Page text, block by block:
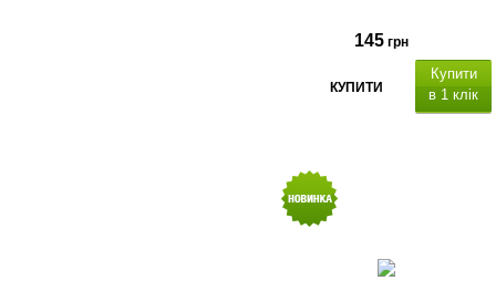
145 грн
КУПИТИ
Купити
в 1 клік